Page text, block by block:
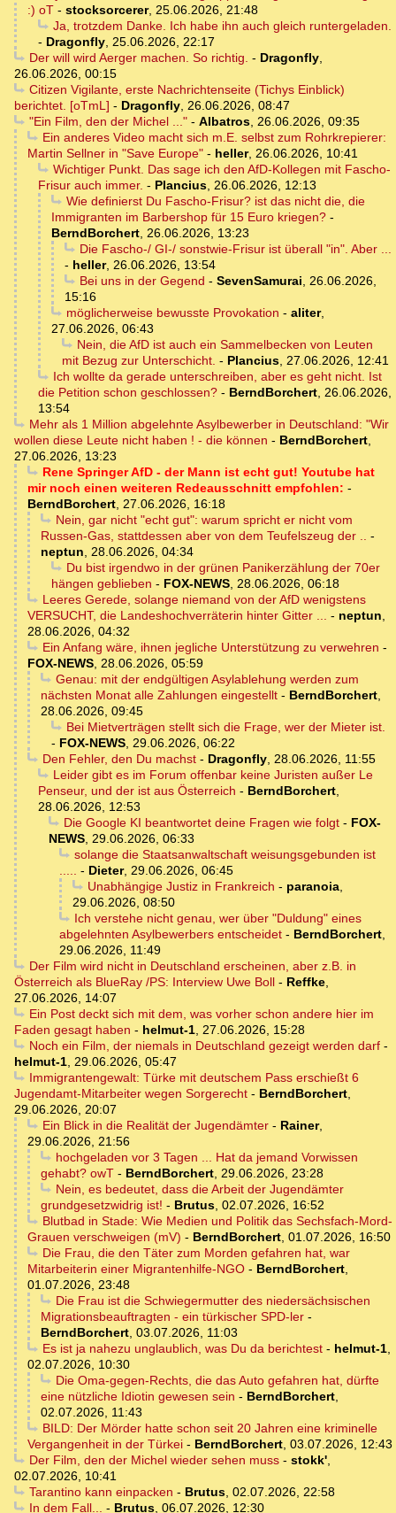
:) oT - stocksorcerer, 25.06.2026, 21:48
Ja, trotzdem Danke. Ich habe ihn auch gleich runtergeladen.
- Dragonfly, 25.06.2026, 22:17
Der will wird Aerger machen. So richtig. - Dragonfly,
26.06.2026, 00:15
Citizen Vigilante, erste Nachrichtenseite (Tichys Einblick)
berichtet. [oTmL] - Dragonfly, 26.06.2026, 08:47
"Ein Film, den der Michel ..."- Albatros, 26.06.2026, 09:35
Ein anderes Video macht sich m.E. selbst zum Rohrkrepierer:
Martin Sellner in "Save Europe" - heller, 26.06.2026, 10:41
Wichtiger Punkt. Das sage ich den AfD-Kollegen mit Fascho-
Frisur auch immer. - Plancius, 26.06.2026, 12:13
Wie definierst Du Fascho-Frisur? ist das nicht die, die
Immigranten im Barbershop für 15 Euro kriegen? -
BerndBorchert, 26.06.2026, 13:23
Die Fascho-/ GI-/ sonstwie-Frisur ist überall "in". Aber ...
- heller, 26.06.2026, 13:54
Bei uns in der Gegend - SevenSamurai, 26.06.2026,
15:16
möglicherweise bewusste Provokation - aliter,
27.06.2026, 06:43
Nein, die AfD ist auch ein Sammelbecken von Leuten
mit Bezug zur Unterschicht. - Plancius, 27.06.2026, 12:41
Ich wollte da gerade unterschreiben, aber es geht nicht. Ist
die Petition schon geschlossen? - BerndBorchert, 26.06.2026,
13:54
Mehr als 1 Million abgelehnte Asylbewerber in Deutschland: "Wir
wollen diese Leute nicht haben ! - die können - BerndBorchert,
27.06.2026, 13:23
Rene Springer AfD - der Mann ist echt gut! Youtube hat
mir noch einen weiteren Redeausschnitt empfohlen: -
BerndBorchert, 27.06.2026, 16:18
Nein, gar nicht "echt gut": warum spricht er nicht vom
Russen-Gas, stattdessen aber von dem Teufelszeug der .. -
neptun, 28.06.2026, 04:34
Du bist irgendwo in der grünen Panikerzählung der 70er
hängen geblieben - FOX-NEWS, 28.06.2026, 06:18
Leeres Gerede, solange niemand von der AfD wenigstens
VERSUCHT, die Landeshochverräterin hinter Gitter ... - neptun,
28.06.2026, 04:32
Ein Anfang wäre, ihnen jegliche Unterstützung zu verwehren -
FOX-NEWS, 28.06.2026, 05:59
Genau: mit der endgültigen Asylablehung werden zum
nächsten Monat alle Zahlungen eingestellt - BerndBorchert,
28.06.2026, 09:45
Bei Mietverträgen stellt sich die Frage, wer der Mieter ist.
- FOX-NEWS, 29.06.2026, 06:22
Den Fehler, den Du machst- Dragonfly, 28.06.2026, 11:55
Leider gibt es im Forum offenbar keine Juristen außer Le
Penseur, und der ist aus Österreich - BerndBorchert,
28.06.2026, 12:53
Die Google KI beantwortet deine Fragen wie folgt- FOX-
NEWS, 29.06.2026, 06:33
solange die Staatsanwaltschaft weisungsgebunden ist
..... - Dieter, 29.06.2026, 06:45
Unabhängige Justiz in Frankreich - paranoia,
29.06.2026, 08:50
Ich verstehe nicht genau, wer über "Duldung" eines
abgelehnten Asylbewerbers entscheidet - BerndBorchert,
29.06.2026, 11:49
Der Film wird nicht in Deutschland erscheinen, aber z.B. in
Österreich als BlueRay /PS: Interview Uwe Boll - Reffke,
27.06.2026, 14:07
Ein Post deckt sich mit dem, was vorher schon andere hier im
Faden gesagt haben - helmut-1, 27.06.2026, 15:28
Noch ein Film, der niemals in Deutschland gezeigt werden darf-
helmut-1, 29.06.2026, 05:47
Immigrantengewalt: Türke mit deutschem Pass erschießt 6
Jugendamt-Mitarbeiter wegen Sorgerecht - BerndBorchert,
29.06.2026, 20:07
Ein Blick in die Realität der Jugendämter- Rainer,
29.06.2026, 21:56
hochgeladen vor 3 Tagen ... Hat da jemand Vorwissen
gehabt? owT - BerndBorchert, 29.06.2026, 23:28
Nein, es bedeutet, dass die Arbeit der Jugendämter
grundgesetzwidrig ist! - Brutus, 02.07.2026, 16:52
Blutbad in Stade: Wie Medien und Politik das Sechsfach-Mord-
Grauen verschweigen (mV) - BerndBorchert, 01.07.2026, 16:50
Die Frau, die den Täter zum Morden gefahren hat, war
Mitarbeiterin einer Migrantenhilfe-NGO - BerndBorchert,
01.07.2026, 23:48
Die Frau ist die Schwiegermutter des niedersächsischen
Migrationsbeauftragten - ein türkischer SPD-ler -
BerndBorchert, 03.07.2026, 11:03
Es ist ja nahezu unglaublich, was Du da berichtest- helmut-1,
02.07.2026, 10:30
Die Oma-gegen-Rechts, die das Auto gefahren hat, dürfte
eine nützliche Idiotin gewesen sein - BerndBorchert,
02.07.2026, 11:43
BILD: Der Mörder hatte schon seit 20 Jahren eine kriminelle
Vergangenheit in der Türkei - BerndBorchert, 03.07.2026, 12:43
Der Film, den der Michel wieder sehen muss- stokk',
02.07.2026, 10:41
Tarantino kann einpacken - Brutus, 02.07.2026, 22:58
In dem Fall... - Brutus, 06.07.2026, 12:30